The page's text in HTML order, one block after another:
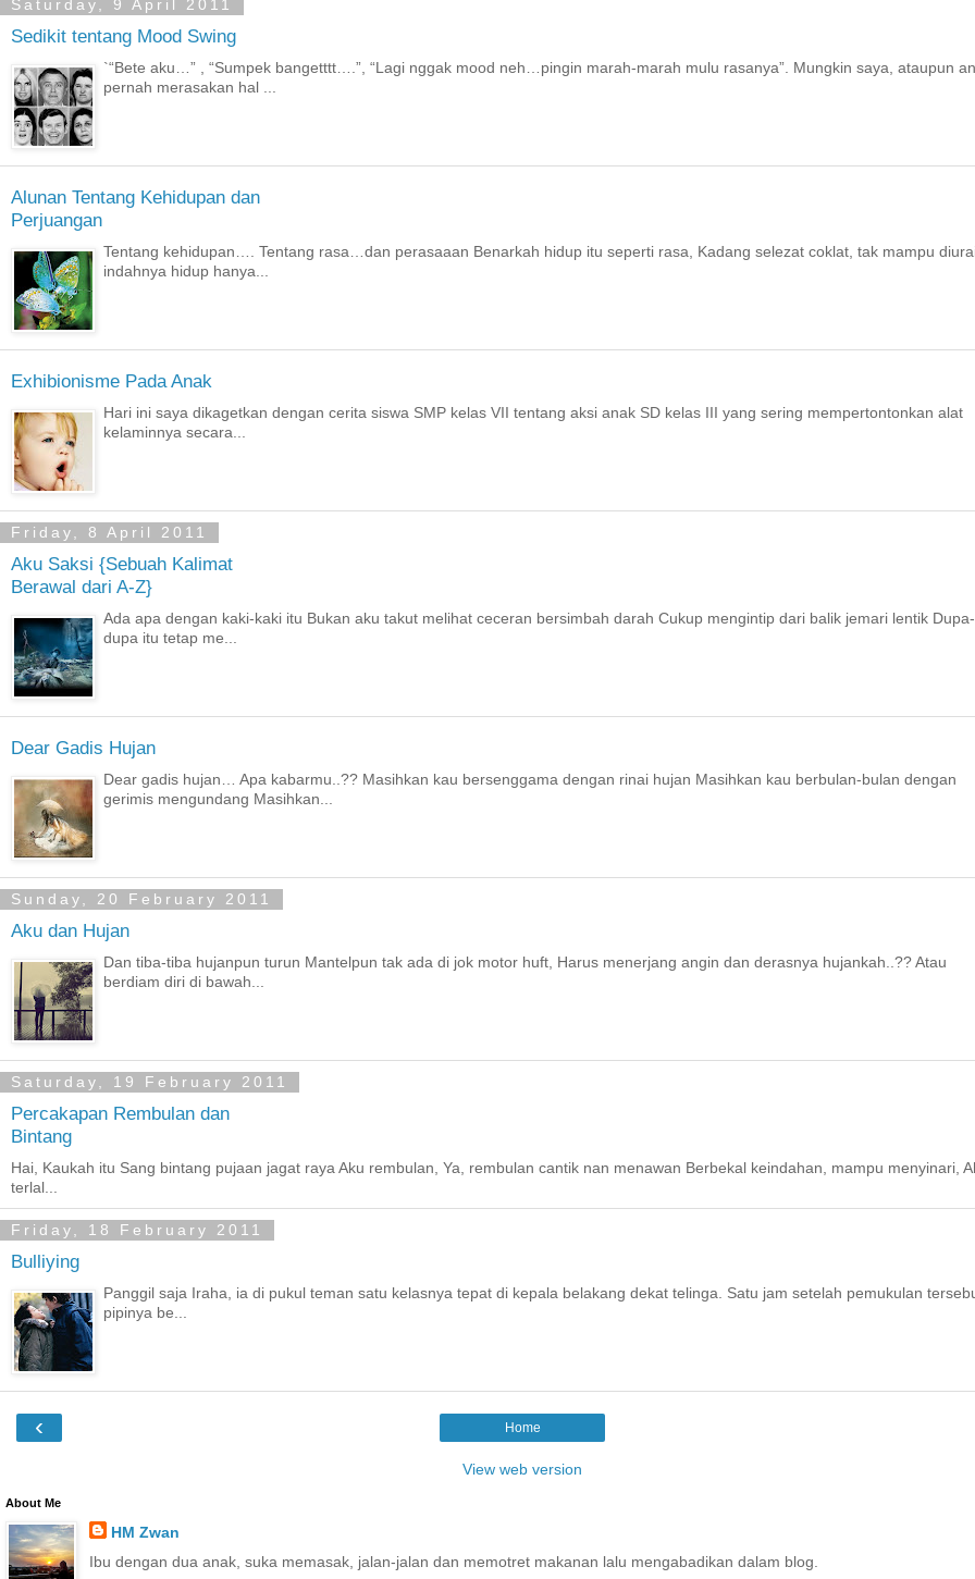
Saturday, 9 April 2011
Sedikit tentang Mood Swing
`“Bete aku…” , “Sumpek bangetttt….”, “Lagi nggak mood neh…pingin marah-marah mulu rasanya”. Mungkin saya, ataupun
pernah merasakan hal ...
Alunan Tentang Kehidupan dan
Perjuangan
Tentang kehidupan…. Tentang rasa…dan perasaaan Benarkah hidup itu seperti rasa, Kadang selezat coklat, tak mampu
indahnya hidup hanya...
Exhibionisme Pada Anak
Hari ini saya dikagetkan dengan cerita siswa SMP kelas VII tentang aksi anak SD kelas III yang sering mempertontonkan alat
kelaminnya secara...
Friday, 8 April 2011
Aku Saksi {Sebuah Kalimat
Berawal dari A-Z}
Ada apa dengan kaki-kaki itu Bukan aku takut melihat ceceran bersimbah darah Cukup mengintip dari balik jemari lentik Dupa-
dupa itu tetap me...
Dear Gadis Hujan
Dear gadis hujan… Apa kabarmu..?? Masihkan kau bersenggama dengan rinai hujan Masihkan kau berbulan-bulan dengan
gerimis mengundang Masihkan...
Sunday, 20 February 2011
Aku dan Hujan
Dan tiba-tiba hujanpun turun Mantelpun tak ada di jok motor huft, Harus menerjang angin dan derasnya hujankah..?? Atau
berdiam diri di bawah...
Saturday, 19 February 2011
Percakapan Rembulan dan
Bintang
Hai, Kaukah itu Sang bintang pujaan jagat raya Aku rembulan, Ya, rembulan cantik nan menawan Berbekal keindahan, mampu menyinari,
terlal...
Friday, 18 February 2011
Bulliying
Panggil saja Iraha, ia di pukul teman satu kelasnya tepat di kepala belakang dekat telinga. Satu jam setelah pemukulan
pipinya be...
‹ Home
View web version
About Me
HM Zwan
Ibu dengan dua anak, suka memasak, jalan-jalan dan memotret makanan lalu mengabadikan dalam blog.